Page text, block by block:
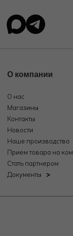
О компании
О нас
Магазины
Контакты
Новости
Наше производство
Прием товара на
Стать партнером
Документы